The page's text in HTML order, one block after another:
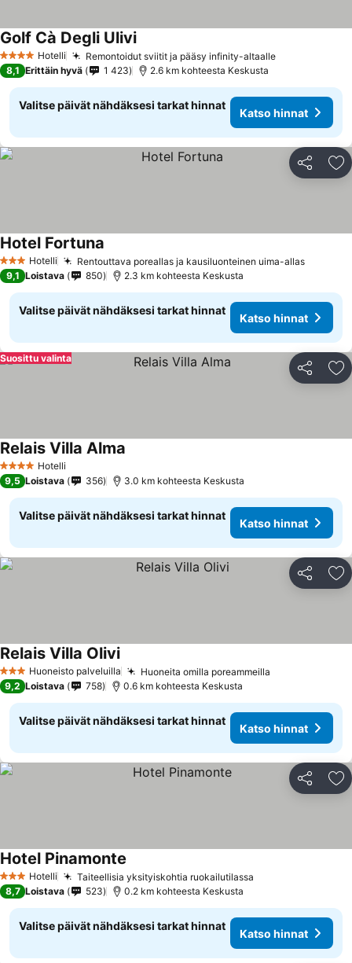
4 Tähtiluokitus
Hotelli Remontoidut sviitit ja pääsy infinity-altaalle
Golf Cà Degli Ulivi
8,1 Erittäin hyvä 1 423 2.6 km kohteesta Keskusta
Valitse päivät nähdäksesi tarkat hinnat
Katso hinnat
Jaa
3 Tähtiluokitus
Hotelli Rentouttava poreallas ja kausiluonteinen uima-allas
Hotel Fortuna
9,1 Loistava 850 2.3 km kohteesta Keskusta
Valitse päivät nähdäksesi tarkat hinnat
Katso hinnat
Jaa
Suosittu valinta
4 Tähtiluokitus
Hotelli
Relais Villa Alma
9,5 Loistava 356 3.0 km kohteesta Keskusta
Valitse päivät nähdäksesi tarkat hinnat
Katso hinnat
Jaa
3 Tähtiluokitus
Huoneisto palveluilla Huoneita omilla poreammeilla
Relais Villa Olivi
9,2 Loistava 758 0.6 km kohteesta Keskusta
Valitse päivät nähdäksesi tarkat hinnat
Katso hinnat
Jaa
3 Tähtiluokitus
Hotelli Taiteellisia yksityiskohtia ruokailutilassa
Hotel Pinamonte
8,7 Loistava 523 0.2 km kohteesta Keskusta
Valitse päivät nähdäksesi tarkat hinnat
Katso hinnat